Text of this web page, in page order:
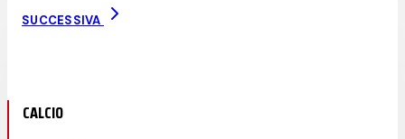
SUCCESSIVA
CALCIO